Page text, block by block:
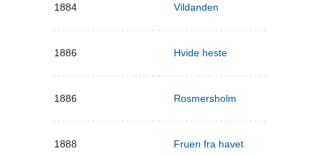
1884 Vildanden
1886 Hvide heste
1886 Rosmersholm
1888 Fruen fra havet